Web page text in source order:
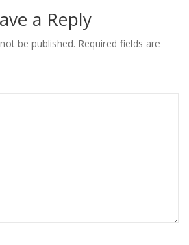
a Reply
be published. Required fields are